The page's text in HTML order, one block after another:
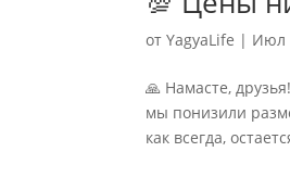
отYagyaLife | Июл
🙏 Намасте,
мы понизили
как всегда,